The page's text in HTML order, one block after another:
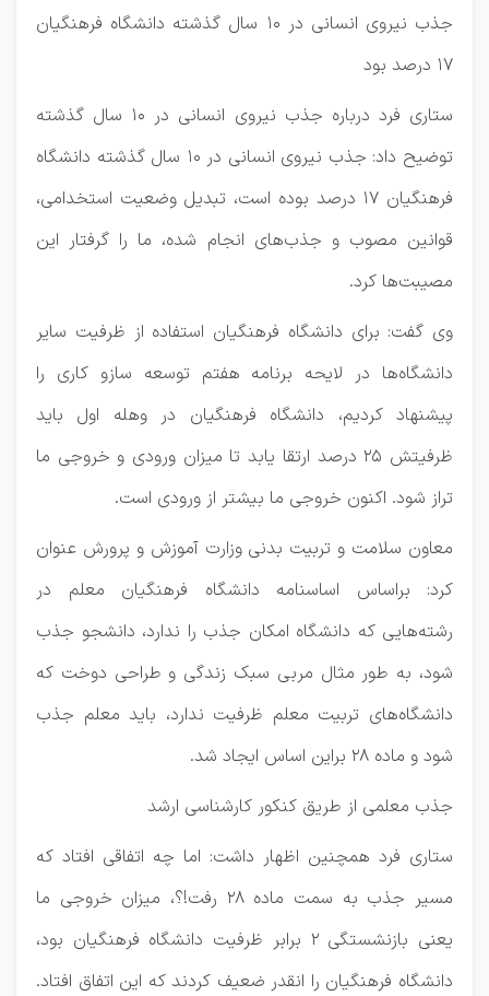
جذب نیروی انسانی در ۱۰ سال گذشته دانشگاه فرهنگیان
۱۷ درصد بود
ستاری فرد درباره جذب نیروی انسانی در ۱۰ سال گذشته
توضیح داد: جذب نیروی انسانی در ۱۰ سال گذشته دانشگاه
فرهنگیان ۱۷ درصد بوده است، تبدیل وضعیت استخدامی،
قوانین مصوب و جذب‌های انجام شده، ما را گرفتار این
مصیبت‌ها کرد.
وی گفت: برای دانشگاه فرهنگیان استفاده از ظرفیت سایر
دانشگاه‌ها در لایحه برنامه هفتم توسعه سازو کاری را
پیشنهاد کردیم، دانشگاه فرهنگیان در وهله اول باید
ظرفیتش ۲۵ درصد ارتقا یابد تا میزان ورودی و خروجی ما
تراز شود. اکنون خروجی ما بیشتر از ورودی است.
معاون سلامت و تربیت بدنی وزارت آموزش و پرورش عنوان
کرد: براساس اساسنامه دانشگاه فرهنگیان معلم در
رشته‌هایی که دانشگاه امکان جذب را ندارد، دانشجو جذب
شود، به طور مثال مربی سبک زندگی و طراحی دوخت که
دانشگاه‌های تربیت معلم ظرفیت ندارد، باید معلم جذب
شود و ماده ۲۸ براین اساس ایجاد شد.
جذب معلمی از طریق کنکور کارشناسی ارشد
ستاری فرد همچنین اظهار داشت: اما چه اتفاقی افتاد که
مسیر جذب به سمت ماده ۲۸ رفت!؟، میزان خروجی ما
یعنی بازنشستگی ۲ برابر ظرفیت دانشگاه فرهنگیان بود،
دانشگاه فرهنگیان را انقدر ضعیف کردند که این اتفاق افتاد.